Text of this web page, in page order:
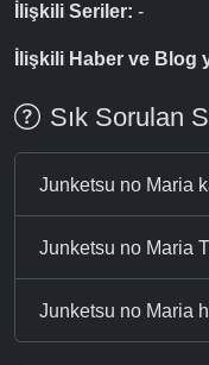
İlişkili Seriler: -
İlişkili Haber ve Blog
Sık Sorulan
Junketsu no Maria
Junketsu no Maria
Junketsu no Maria